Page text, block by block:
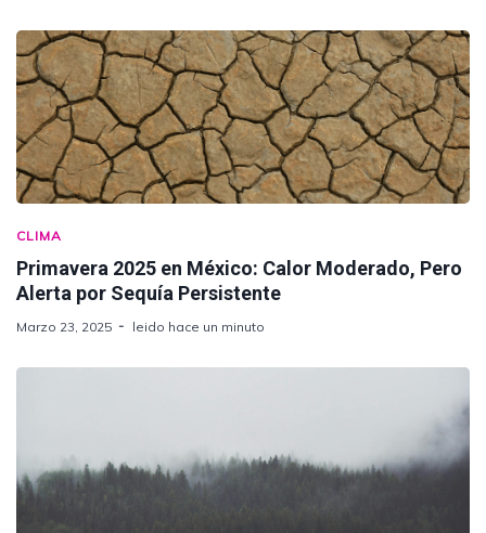
CLIMA
Primavera 2025 en México: Calor Moderado, Pero
Alerta por Sequía Persistente
Marzo 23, 2025 leido hace un minuto